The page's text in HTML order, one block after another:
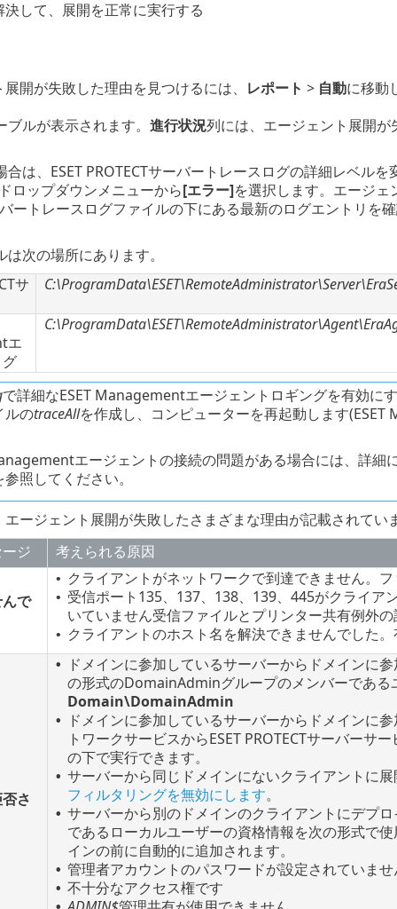
決して、展開を正常に実行する
開が失敗した理由を見つけるには、 レポート > 自動に移動
ルが表示されます。 進行状況列には、エージェント展開
合は、ESET PROTECTサーバートレースログの詳細レベルを
ロップダウンメニューから[エラー]を選択します。エージェ
ートレースログファイルの下にある最新のログエントリを
次の場所にあります。
サ
エ
で詳細なESET Managementエージェントロギングを有効に
ルのtraceAllを作成し、コンピューターを再起動します
エージェントの接続の問題がある場合には、詳細
照してください。
ージェント展開が失敗したさまざまな理由が記載されてい
ジ
考えられる原因
で
• クライアントがネットワークで到達できません。
• 受信ポート135、137、138、139、445がクライ
いていません受信ファイルとプリンター共有例外
• クライアントのホスト名を解決できませんでした
さ
•
ドメインに参加しているサーバーからドメインに
の形式のDomainAdminグループのメンバーである
Domain\DomainAdmin
•
ドメインに参加しているサーバーからドメインに
トワークサービスからESET PROTECTサーバーサ
の下で実行できます。
• サーバーから同じドメインにないクライアントに
フィルタリングを無効にします。
• サーバーから別のドメインのクライアントにデプ
であるローカルユーザーの資格情報を次の形式で
インの前に自動的に追加されます。
• 管理者アカウントのパスワードが設定されていませ
• 不十分なアクセス権です